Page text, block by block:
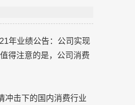
年业绩公告：公司实现
得注意的是，公司消费
冲击下的国内消费行业